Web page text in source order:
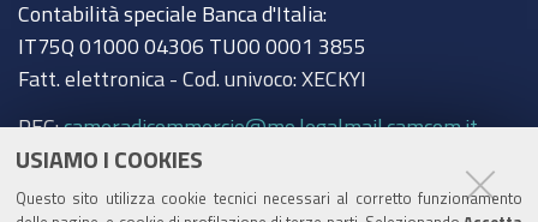
USIAMO I COOKIES
Questo sito utilizza cookie tecnici necessari al corretto funzionamento
Contabilità speciale Banca d'Italia:
IT75Q 01000 04306 TU00 0001 3855
Fatt. elettronica - Cod. univoco: XECKYI
PEC:cameradicommercio@mo.legalmail.camcom.it
Trasparenza